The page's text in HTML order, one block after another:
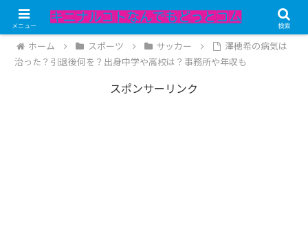
記事内にPRが含まれています。
ホーム スポーツ サッカー
澤穂希の病気は
治った？引退後何を？出身中学や高校は？事務所や年収も
スポンサーリンク
メニュー 検索